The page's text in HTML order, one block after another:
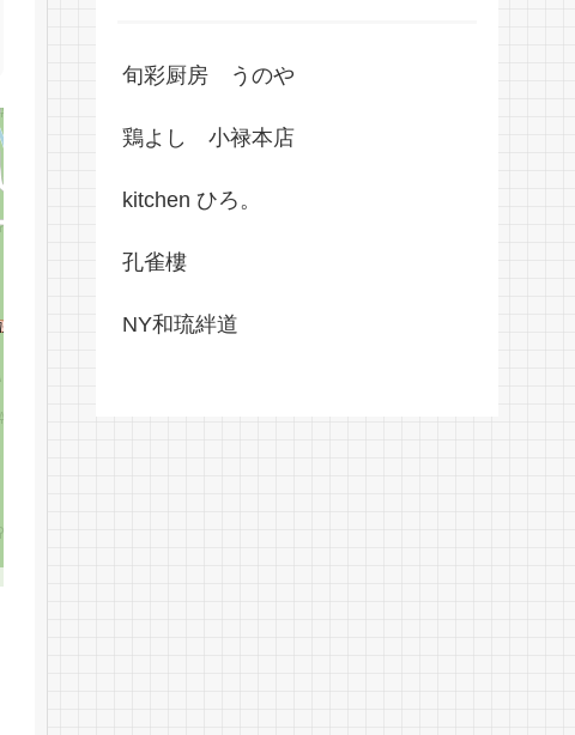
旬彩厨房 うのや
鶏よし 小禄本店
kitchen ひろ。
孔雀樓
NY和琉絆道